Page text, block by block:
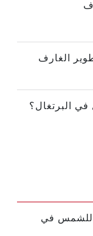
البرتغال؟
للشمس في